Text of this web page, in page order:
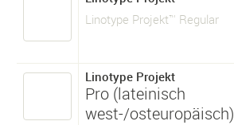
Linotype Projekt™ Regular
Linotype Projekt
Pro (lateinisch
west-/osteuropäisch)